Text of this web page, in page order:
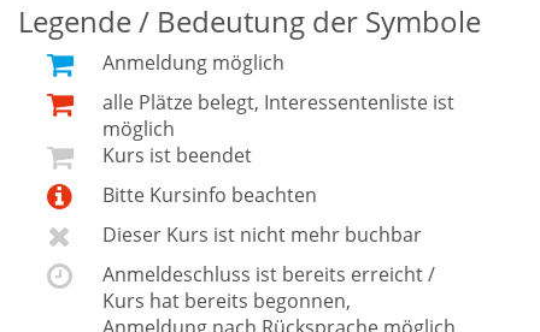
Legende / Bedeutung der Symbole
Anmeldung möglich
alle Plätze belegt, Interessentenliste ist
möglich
Kurs ist beendet
Bitte Kursinfo beachten
Dieser Kurs ist nicht mehr buchbar
Anmeldeschluss ist bereits erreicht /
Kurs hat bereits begonnen,